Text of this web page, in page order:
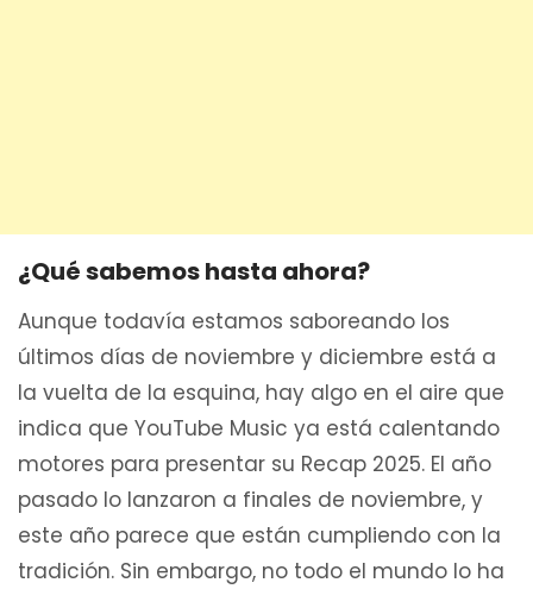
¿Qué sabemos hasta ahora?
Aunque todavía estamos saboreando los
últimos días de noviembre y diciembre está a
la vuelta de la esquina, hay algo en el aire que
indica que YouTube Music ya está calentando
motores para presentar su Recap 2025. El año
pasado lo lanzaron a finales de noviembre, y
este año parece que están cumpliendo con la
tradición. Sin embargo, no todo el mundo lo ha